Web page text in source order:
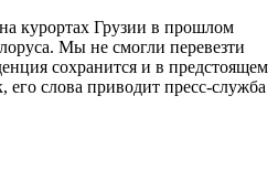
курортах Грузии в прошлом
Мы не смогли перевезти
сохранится и в предстоящем
его слова приводит пресс-служба